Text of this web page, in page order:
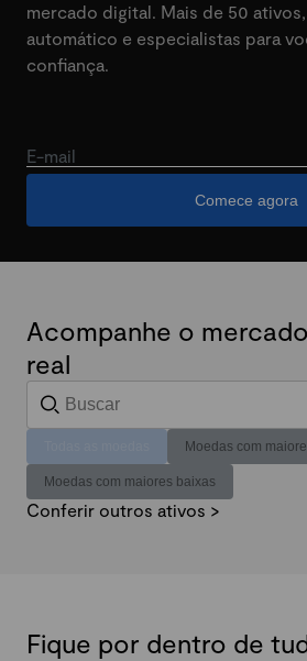
mercado digital. Mais de 50
automático e especialistas para
confiança.
E-mail
Comece agora
Acompanhe o
real
Moedas com
Moedas com maiores baixas
Conferir outros ativos >
Fique por dentro de